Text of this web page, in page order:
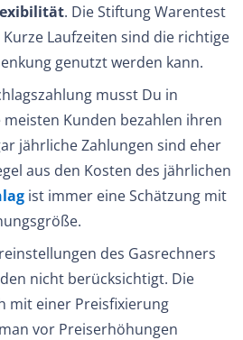
. Die Stiftung Warentest
Laufzeiten sind die richtige
genutzt werden kann.
musst Du in
Kunden bezahlen ihren
jährliche Zahlungen sind eher
aus den Kosten des jährlichen
ist immer eine Schätzung mit
des Gasrechners
nicht berücksichtigt. Die
mit einer Preisfixierung
vor Preiserhöhungen